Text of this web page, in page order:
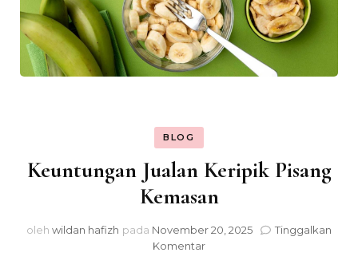
BLOG
Keuntungan Jualan Keripik Pisang
Kemasan
oleh wildan hafizh pada November 20, 2025
Tinggalkan
Komentarpada